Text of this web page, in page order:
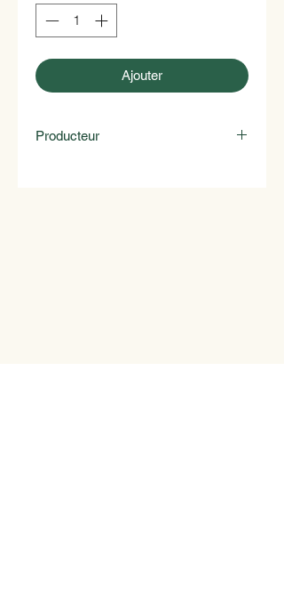
Ajouter
Producteur